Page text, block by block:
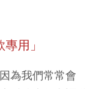
用」
為我們常常會